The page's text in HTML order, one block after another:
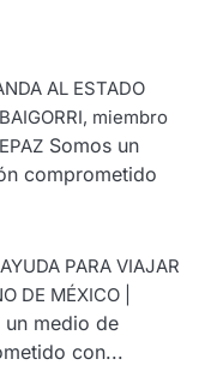
AL ESTADO
miembro
Somos un
comprometido
PARA VIAJAR
DE MÉXICO |
un medio de
con...